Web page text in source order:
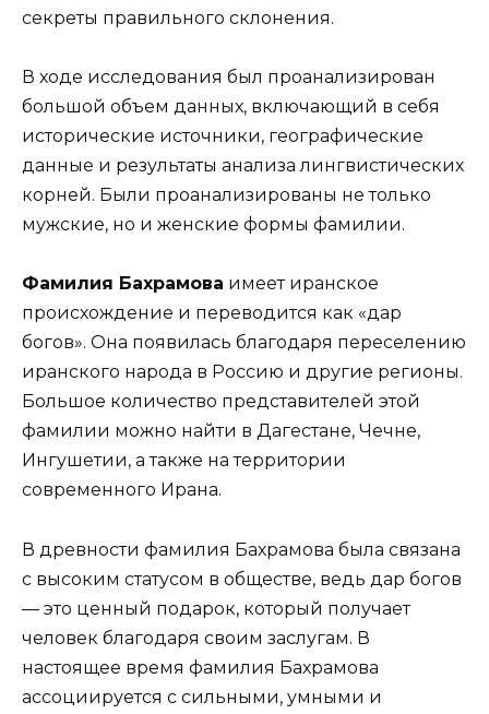
секреты правильного склонения.
В ходе исследования был проанализирован
большой объем данных, включающий в себя
исторические источники, географические
данные и результаты анализа лингвистических
корней. Были проанализированы не только
мужские, но и женские формы фамилии.
Фамилия Бахрамова имеет иранское
происхождение и переводится как «дар
богов». Она появилась благодаря переселению
иранского народа в Россию и другие регионы.
Большое количество представителей этой
фамилии можно найти в Дагестане, Чечне,
Ингушетии, а также на территории
современного Ирана.
В древности фамилия Бахрамова была связана
с высоким статусом в обществе, ведь дар богов
— это ценный подарок, который получает
человек благодаря своим заслугам. В
настоящее время фамилия Бахрамова
ассоциируется с сильными, умными и